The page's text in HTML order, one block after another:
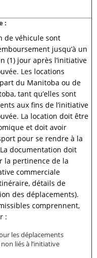
:
de véhicule sont
jusqu’à un
(1) jour après l’initiative
Les locations
du Manitoba ou de
tant qu’elles sont
aux fins de l’initiative
La location doit être
et doit avoir
pour se rendre à la
documentation doit
la pertinence de la
commerciale
détails de
des déplacements).
comprennent,
:
les déplacements
liés à l’initiative